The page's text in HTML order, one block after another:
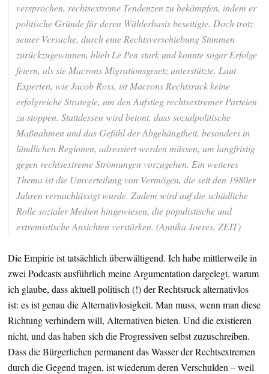
versprochen, rechtsextreme Tendenzen zu bekämpfen, indem er
politische Gründe für deren Wählerbasis beseitigte. Doch trotz
seiner Versuche, durch eine Rechtsverschiebung Stimmen
zurückzugewinnen, blieb Le Pen stark und konnte sogar Erfolge
feiern, als sie Macrons Migrationsgesetz unterstützte. Laut
Experten, wie Jacob Ross, ist Macrons Rechtsruck keine
erfolgreiche Strategie, um den Aufstieg rechtsextremer Parteien
zu stoppen. Stattdessen wird betont, dass sozialpolitische
Maßnahmen und das Gefühl der Abgehängtheit, besonders in
ländlichen Regionen, adressiert werden müssen, um langfristig
gegen rechtsextreme Strömungen vorzugehen. Ein weiteres
Thema ist die Umverteilung von Vermögen, die seit den 1980er
Jahren vernachlässigt wurde. Zudem wird auf die schädliche
Rolle sozialer Medien hingewiesen, die populistische und
extremistische Ansichten verstärken. (Annika Joeres, ZEIT)
Die Empirie ist tatsächlich überwältigend. Ich habe mittlerweile in
zwei Podcasts ausführlich meine Argumentation dargelegt, warum
ich glaube, dass aktuell politisch (!) der Rechtsruck alternativlos
ist: es ist genau die Alternativlosigkeit. Man muss, wenn man diese
Richtung verhindern will, Alternativen bieten. Und die existieren
nicht, und das haben sich die Progressiven selbst zuzuschreiben.
Dass die Bürgerlichen permanent das Wasser der Rechtsextremen
durch die Gegend tragen, ist wiederum deren Verschulden – weil